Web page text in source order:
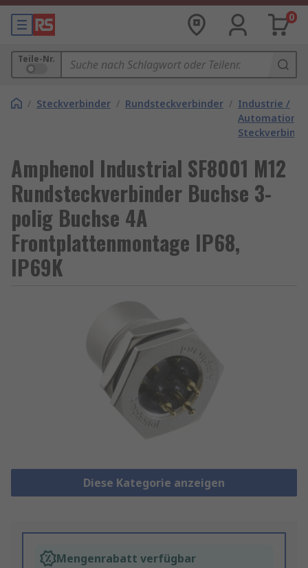
0
Teile-Nr.
/ Steckverbinder / Rundsteckverbinder / Industrie /
Automation
Amphenol Industrial SF8001 M12
Rundsteckverbinder Buchse 3-
polig Buchse 4A
Frontplattenmontage IP68,
IP69K
Diese Kategorie anzeigen
Mengenrabatt verfügbar